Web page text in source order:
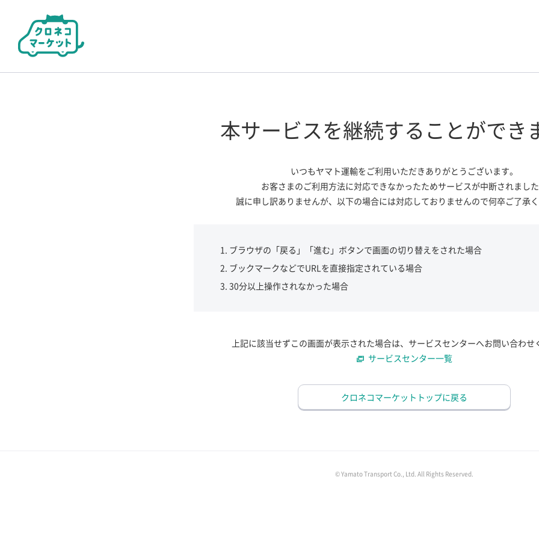
本サービスを継続する ことができ
いつもヤマト運輸をご利用いただきありがとうございます。
お客さまのご利用方法に対応できなかったためサービスが中断されました
誠に申し訳ありませんが、 以下の場合には対応しておりませんので何卒ご了承く
ブラウザの「戻る」「進む」ボタンで画面の切り替えをされた場合
ブックマークなどでURLを直接指定されている場合
30分以上操作されなかった場合
上記に該当せずこの画面が表示された場合は、サービスセンターへお問い合わせ
サービスセンター一覧
クロネコマーケットトップに戻る
© Yamato Transport Co., Ltd. All Rights Reserved.